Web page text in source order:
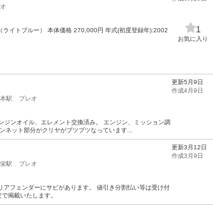
イトブルー） 本体価格 270,000円 年式(初度登録年):2002
1
お気に入り
駅
プレオ
ンオイル、エレメント交換済み。 エンジン、ミッション調
ット部分がクリヤがブツブツなっています...
更新5月9日
作成4月9日
駅
プレオ
フェンダーにサビがあります。 値引き分割払い等は受け付
掲載いたします。
更新3月12日
作成3月9日